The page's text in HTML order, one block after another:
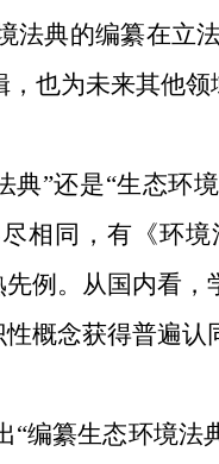
法典的编纂在立
也为未来其他领
典”还是“生态环
相同，有《环
例。从国内看，
概念获得普遍
“编纂生态环境法